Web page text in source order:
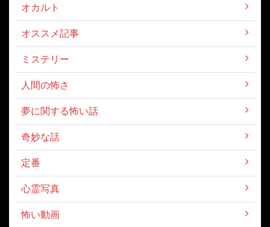
オカルト
オススメ記事
ミステリー
人間の怖さ
夢に関する怖い話
奇妙な話
定番
心霊写真
怖い動画